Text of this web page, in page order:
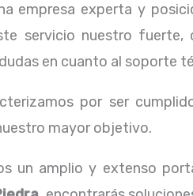
empresa experta y
servicio nuestro fuerte,
en cuanto al soporte
por ser
mayor objetivo.
un amplio y extenso